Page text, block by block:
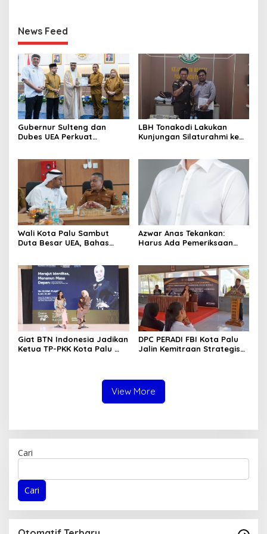
News Feed
Gubernur Sulteng dan
Dubes UEA Perkuat
LBH Tonakodi Lakukan
Kunjungan Silaturahmi ke
Wali Kota Palu Sambut
Duta Besar UEA, Bahas
Azwar Anas Tekankan:
Harus Ada Pemeriksaan
Lokasi CPM
Giat BTN Indonesia Jadikan
Ketua TP-PKK Kota Palu
DPC PERADI FBI Kota Palu
Jalin Kemitraan Strategis
View More
Cari
Cari